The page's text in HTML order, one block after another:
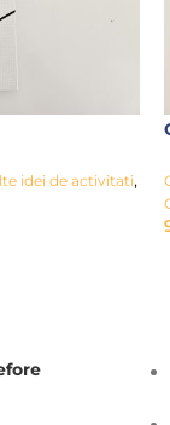
idei de activitati,